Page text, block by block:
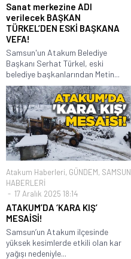
Sanat merkezine ADI
verilecek BAŞKAN
TÜRKEL’DEN ESKİ BAŞKANA
VEFA!
Samsun'un Atakum Belediye
Başkanı Serhat Türkel, eski
belediye başkanlarından Metin...
Atakum Haberleri, GÜNDEM, SAMSUN
HABERLERİ
17 Aralık 2025 18:14
ATAKUM’DA ‘KARA KIŞ’
MESAİSİ!
Samsun’un Atakum ilçesinde
yüksek kesimlerde etkili olan kar
yağışı nedeniyle...